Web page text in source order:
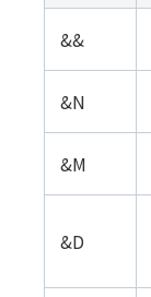
&&
&N
&M
&D